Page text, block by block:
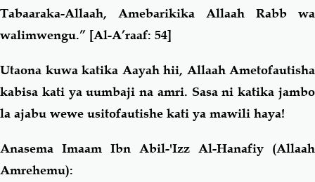
Tabaaraka-Allaah, Amebarikika Allaah Rabb wa
walimwengu.” [Al-A’raaf: 54]
Utaona kuwa katika Aayah hii, Allaah Ametofautisha
kabisa kati ya uumbaji na amri. Sasa ni katika jambo
la ajabu wewe usitofautishe kati ya mawili haya!
Anasema Imaam Ibn Abil-'Izz Al-Hanafiy (Allaah
Amrehemu):